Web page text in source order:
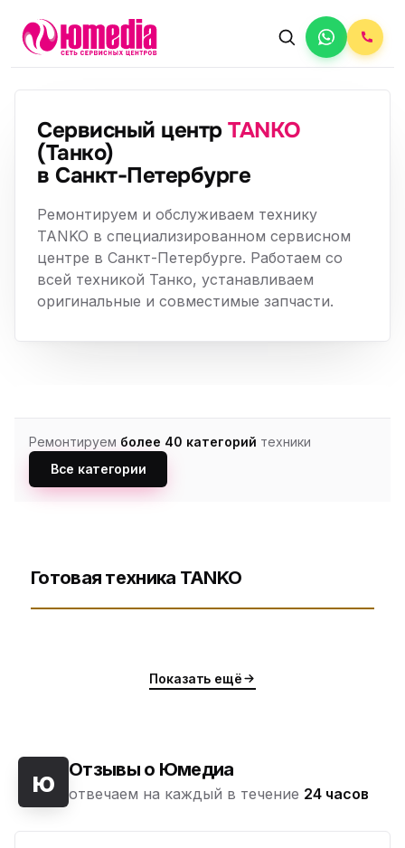
Сервисный центрTANKO
(Танко)
в Санкт-Петербурге
Ремонтируем и обслуживаем технику
TANKO в специализированном сервисном
центре в Санкт-Петербурге. Работаем со
всей техникой Танко, устанавливаем
оригинальные и совместимые запчасти.
Ремонтируем более 40 категорий техники
Все категории
Готовая техника TANKO
Показать ещё
ю Отзывы о Юмедиа
отвечаем на каждый в течение 24 часов